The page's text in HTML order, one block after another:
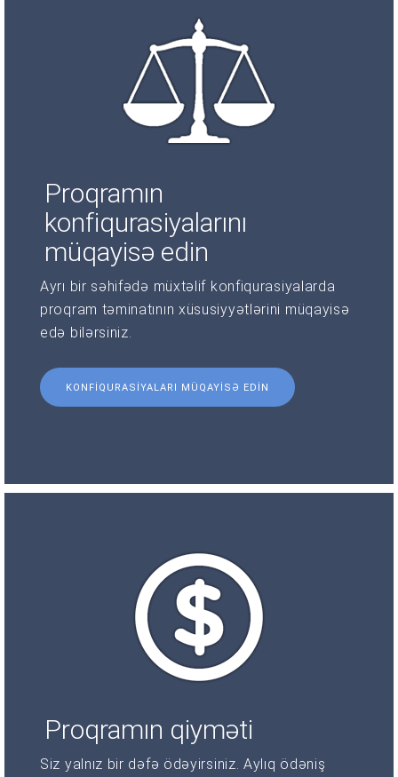
Proqramın
konfiqurasiyalarını
müqayisə edin
Ayrı bir səhifədə müxtəlif konfiqurasiyalarda
proqram təminatının xüsusiyyətlərini müqayisə
edə bilərsiniz.
KONFIQURASIYALARI MÜQAYISƏ EDIN
Proqramın qiyməti
Siz yalnız bir dəfə ödəyirsiniz. Aylıq ödəniş